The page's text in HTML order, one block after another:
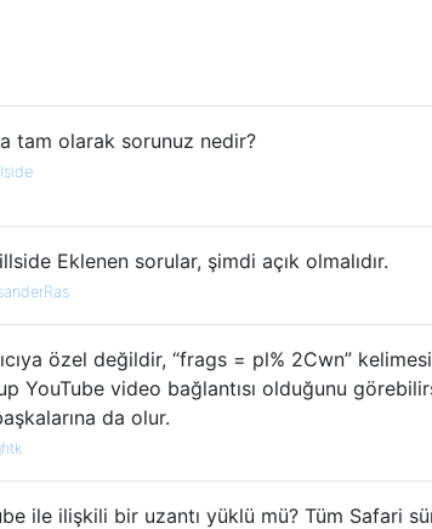
tam olarak sorunuz nedir?
Eklenen sorular, şimdi açık olmalıdır.
özel değildir, “frags = pl% 2Cwn”
YouTube video bağlantısı olduğunu
da olur.
ile ilişkili bir uzantı yüklü mü? Tüm Safari